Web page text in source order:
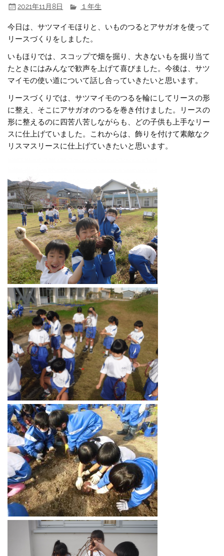
2021年11月8日 １年生
今日は、サツマイモほりと、いものつるとアサガオを使って
リースづくりをしました。
いもほりでは、スコップで畑を掘り、大きないもを掘り当て
たときにはみんなで歓声を上げて喜びました。今後は、サツ
マイモの使い道について話し合っていきたいと思います。
リースづくりでは、サツマイモのつるを輪にしてリースの形
に整え、そこにアサガオのつるを巻き付けました。リースの
形に整えるのに四苦八苦しながらも、どの子供も上手なリー
スに仕上げていました。これからは、飾りを付けて素敵なク
リスマスリースに仕上げていきたいと思います。